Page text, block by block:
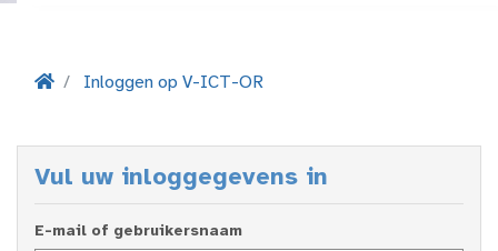
Inloggen op V-ICT-OR
Vul uw inloggegevens in
E-mail of gebruikersnaam